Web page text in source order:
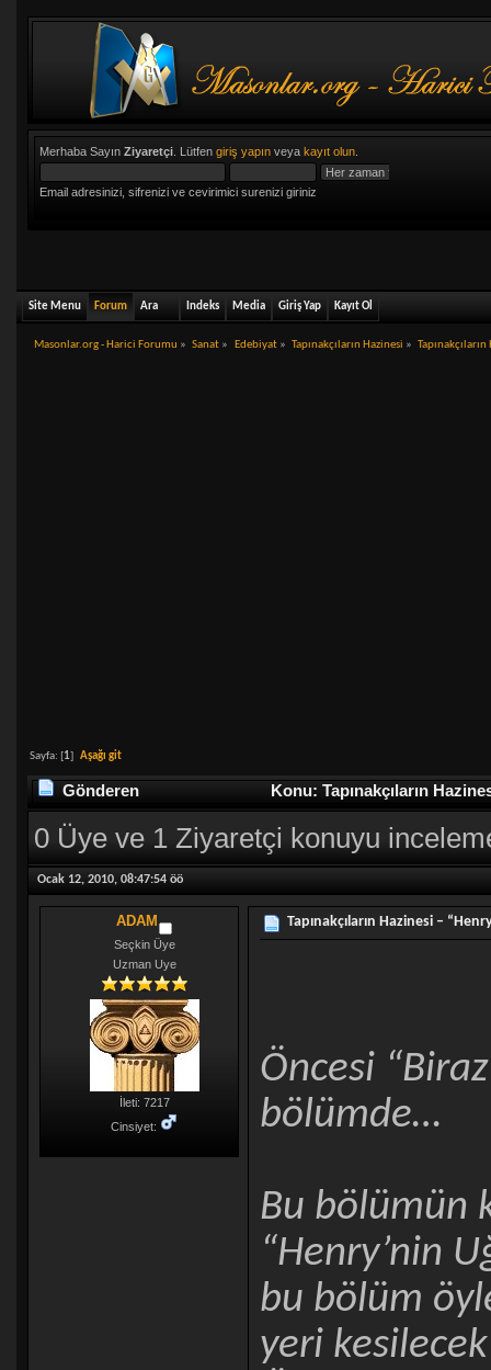
Merhaba Sayın Ziyaretçi. Lütfen giriş yapınveya kayıt olun.
Email adresinizi, sifrenizi ve cevirimici surenizi giriniz
Site Menu Forum Ara Indeks Media Giriş Yap Kayıt Ol
Masonlar.org - Harici Forumu » Sanat » Edebiyat» Tapınakçıların Hazinesi »
Sayfa: [1] Aşağı git
Gönderen Konu: Tapınakçıların
0 Üye ve 1 Ziyaretçi konuyu
Ocak 12, 2010, 08:47:54 öö
ADAM
Seçkin Üye
Uzman Uye
İleti: 7217
Cinsiyet:
Tapınakçıların Hazinesi –
Öncesi
bölümde…
Bu bölümün
“Henry’nin
bu bölüm
yeri